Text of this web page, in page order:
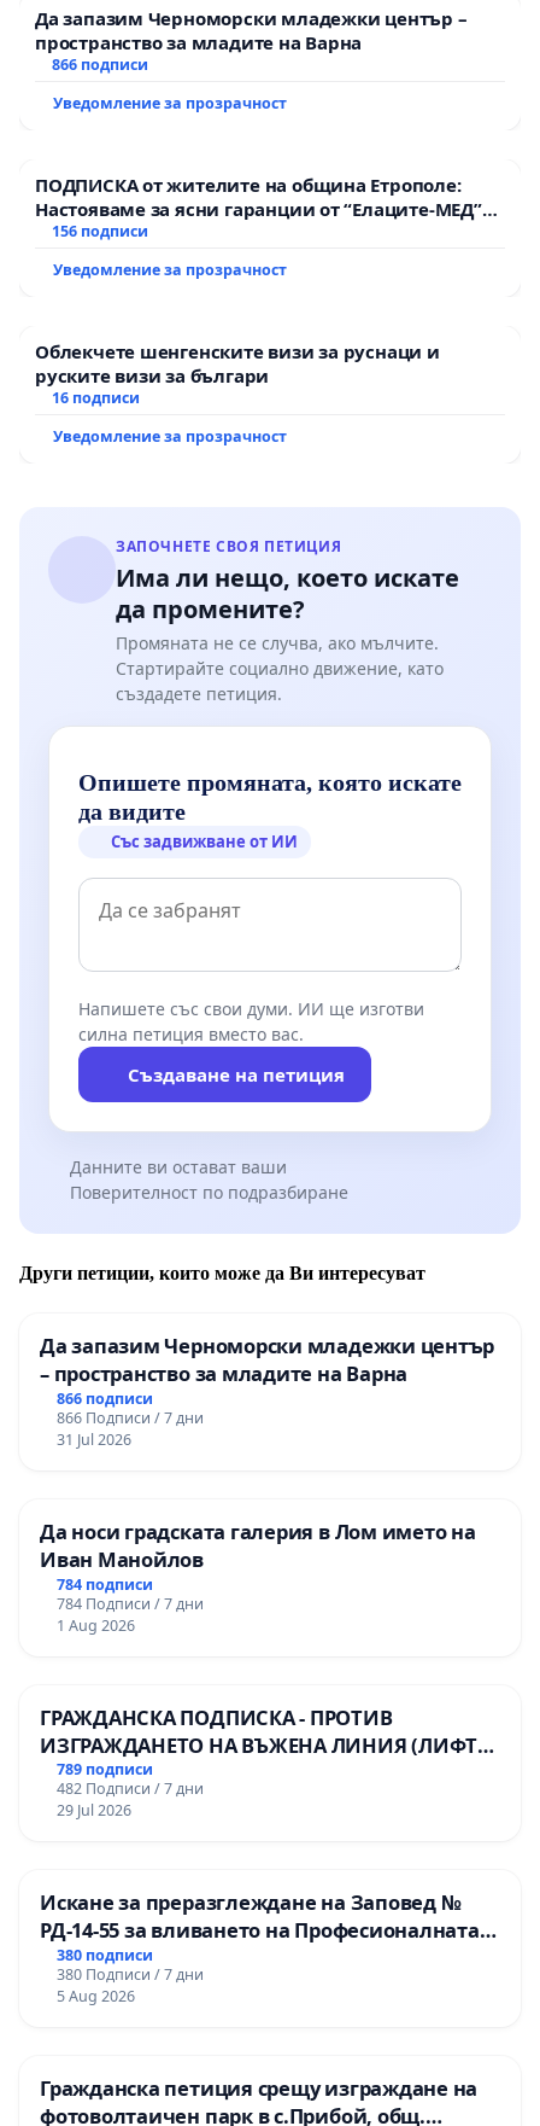
Да запазим Черноморски младежки център –
пространство за младите на Варна
866 подписи
Уведомление за прозрачност
ПОДПИСКА от жителите на община Етрополе:
Настояваме за ясни гаранции от “Елаците-МЕД”
АД и от държавата, че ще се изпълнят всички
156 подписи
Уведомление за прозрачност
Облекчете шенгенските визи за руснаци и
руските визи за българи
16 подписи
Уведомление за прозрачност
ЗАПОЧНЕТЕ СВОЯ ПЕТИЦИЯ
Има ли нещо, което искате
да промените?
Промяната не се случва, ако мълчите.
Стартирайте социално движение, като
създадете петиция.
Опишете промяната, която искате
да видите
Със задвижване от ИИ
Напишете със свои думи. ИИ ще изготви
силна петиция вместо вас.
Създаване на петиция
Данните ви остават ваши
Поверителност по подразбиране
Други петиции, които може да Ви интересуват
Да запазим Черноморски младежки център
– пространство за младите на Варна
866 подписи
866 Подписи / 7 дни
31 Jul 2026
Да носи градската галерия в Лом името на
Иван Манойлов
784 подписи
784 Подписи / 7 дни
1 Aug 2026
ГРАЖДАНСКА ПОДПИСКА - ПРОТИВ
ИЗГРАЖДАНЕТО НА ВЪЖЕНА ЛИНИЯ (ЛИФТ)
НА ТЕРИТОРИЯТА НА ПРИРОДНА
ЗАБЕЛЕЖИТЕЛНОСТ „ХЪЛМ НА
ОСВОБОДИТЕЛИТЕ“ (БУНАРДЖИК)
789 подписи
482 Подписи / 7 дни
29 Jul 2026
Искане за преразглеждане на Заповед №
РД-14-55 за вливането на Професионалната
гимназия по промишлени технологии в
Професионалната гимназия по икономика и
мениджмънт – гр. Пазарджик
380 подписи
380 Подписи / 7 дни
5 Aug 2026
Гражданска петиция срещу изграждане на
фотоволтаичен парк в с.Прибой, общ.